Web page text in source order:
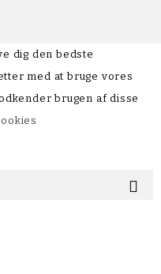
dig den bedste
med at bruge vores
brugen af disse
